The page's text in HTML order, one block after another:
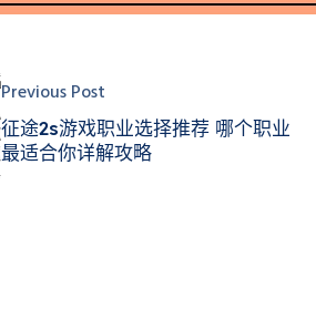
Previous Post
征途2s游戏职业选择推荐 哪个职业
最适合你详解攻略